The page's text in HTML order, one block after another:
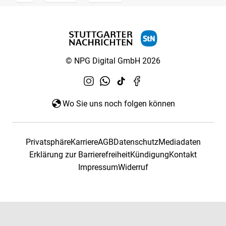
© NPG Digital GmbH 2026
Wo Sie uns noch folgen können
PrivatsphäreKarriereAGBDatenschutzMediadaten
Erklärung zur BarrierefreiheitKündigungKontakt
ImpressumWiderruf